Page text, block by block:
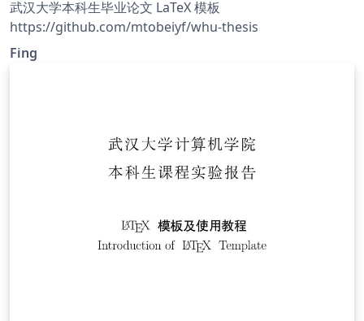
武汉大学本科生毕业论文 LaTeX 模板
https://github.com/mtobeiyf/whu-thesis
Fing